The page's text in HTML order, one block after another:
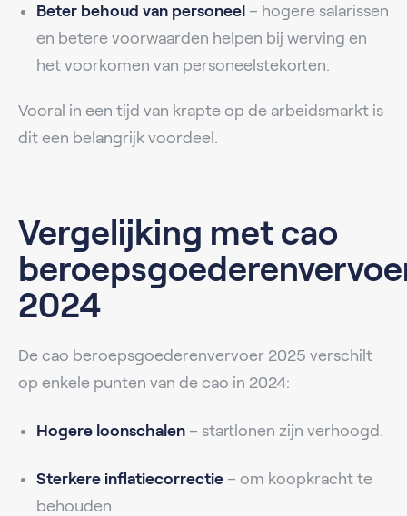
Beter behoud van personeel – hogere salarissen
en betere voorwaarden helpen bij werving en
het voorkomen van personeelstekorten.
Vooral in een tijd van krapte op de arbeidsmarkt is
dit een belangrijk voordeel.
Vergelijking met cao
2024
De cao beroepsgoederenvervoer 2025 verschilt
op enkele punten van de cao in 2024:
Hogere loonschalen – startlonen zijn verhoogd.
Sterkere inflatiecorrectie – om koopkracht te
behouden.